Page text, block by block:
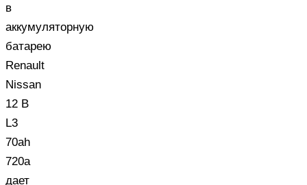
в
аккумуляторную
батарею
Renault
Nissan
12 В
L3
70ah
720a
дает